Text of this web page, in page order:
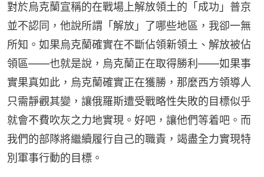
對於烏克蘭宣稱的在戰場上解放領土的「成功」普京
並不認同，他說所謂「解放」了哪些地區，我卻一無
所知。如果烏克蘭確實在不斷佔領新領土、解放被佔
領區——也就是說，烏克蘭正在取得勝利——如果事
實果真如此，烏克蘭確實正在獲勝，那麼西方領導人
只需靜觀其變，讓俄羅斯遭受戰略性失敗的目標似乎
就會不費吹灰之力地實現。好吧，讓他們等着吧。而
我們的部隊將繼續履行自己的職責，竭盡全力實現特
別軍事行動的目標。